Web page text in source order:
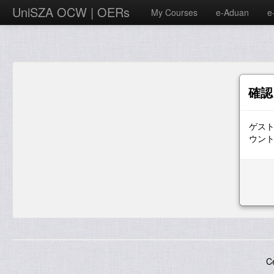
UniSZA OCW | OERs My Courses e-Aduan
確認
ゲス
ウン